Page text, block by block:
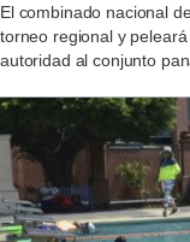
El combinado nacional
torneo regional y
autoridad al conjunto